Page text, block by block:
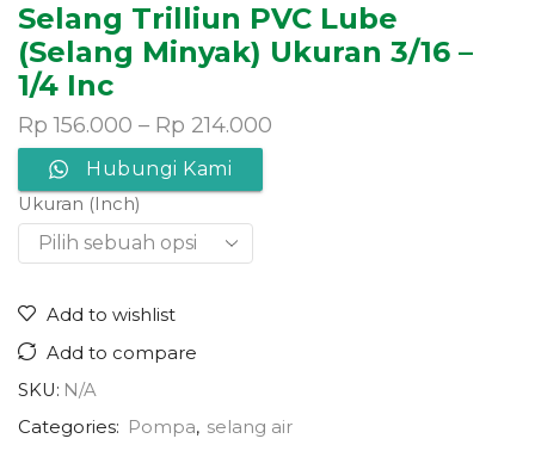
Selang Trilliun PVC Lube
(Selang Minyak) Ukuran 3/16 –
1/4 Inc
Rp 156.000 – Rp 214.000
Hubungi Kami
Ukuran (Inch)
Add to wishlist
Add to compare
SKU: N/A
Categories: Pompa, selang air